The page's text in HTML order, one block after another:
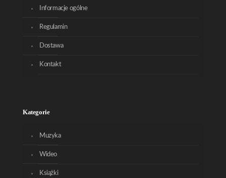
Informacje ogólne
Regulamin
Dostawa
Kontakt
Kategorie
Muzyka
Wideo
Książki